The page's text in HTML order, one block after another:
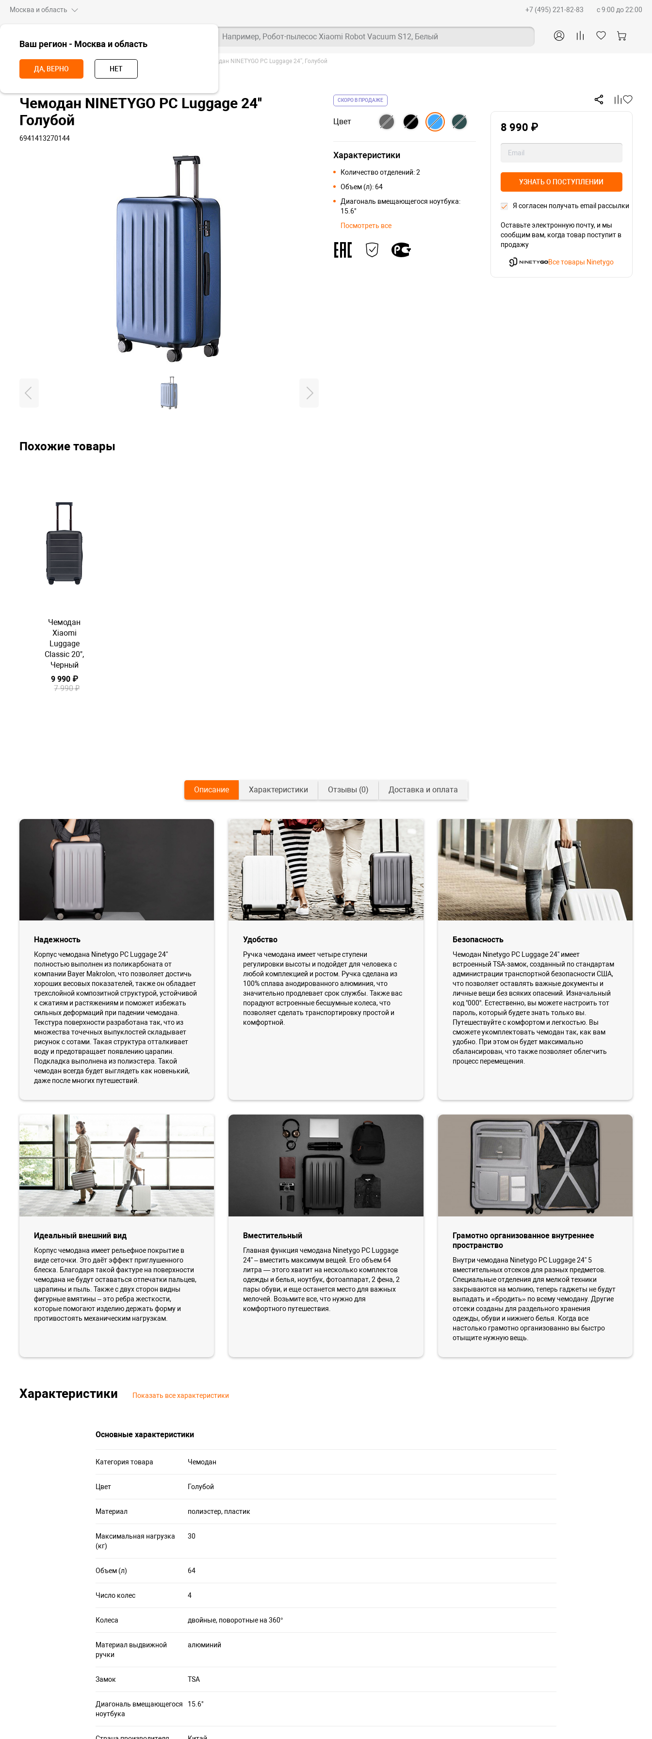
Москва и область
Ваш регион - Москва и область
ДА, ВЕРНО НЕТ
+7 (495) 221-82-83 c 9:00 до 22:00
Например, Робот-пылесос Xiaomi Robot Vacuum S12, Белый
Главная Аксессуары Рюкзаки и чемоданы Чемодан NINETYGO PC Luggage 24'', Голубой
Чемодан NINETYGO PC Luggage 24''
Голубой
6941413270144
СКОРО В ПРОДАЖЕ
Цвет
Характеристики
Количество отделений: 2
Объем (л): 64
Диагональ вмещающегося ноутбука:
15.6"
Посмотреть все
8 990 ₽
УЗНАТЬ О ПОСТУПЛЕНИИ
Я согласен получать email рассылки
Оставьте электронную почту, и мы
сообщим вам, когда товар поступит в
продажу
Все товары Ninetygo
Похожие товары
Чемодан
Xiaomi
Luggage
Classic 20",
Черный
9 990 ₽
7 990 ₽
Описание Характеристики Отзывы (0) Доставка и оплата
Надежность
Корпус чемодана Ninetygo PC Luggage 24''
полностью выполнен из поликарбоната от
компании Bayer Makrolon, что позволяет достичь
хороших весовых показателей, также он обладает
трехслойной композитной структурой, устойчивой
к сжатиям и растяжениям и поможет избежать
сильных деформаций при падении чемодана.
Текстура поверхности разработана так, что из
множества точечных выпуклостей складывает
рисунок с сотами. Такая структура отталкивает
воду и предотвращает появлению царапин.
Подкладка выполнена из полиэстера. Такой
чемодан всегда будет выглядеть как новенький,
даже после многих путешествий.
Удобство
Ручка чемодана имеет четыре ступени
регулировки высоты и подойдет для человека с
любой комплекцией и ростом. Ручка сделана из
100% сплава анодированного алюминия, что
значительно продлевает срок службы. Также вас
порадуют встроенные бесшумные колеса, что
позволяет сделать транспортировку простой и
комфортной.
Безопасность
Чемодан Ninetygo PC Luggage 24'' имеет
встроенный TSA-замок, созданный по стандартам
администрации транспортной безопасности США,
что позволяет оставлять важные документы и
личные вещи без всяких опасений. Изначальный
код "000". Естественно, вы можете настроить тот
пароль, который будете знать только вы.
Путешествуйте с комфортом и легкостью. Вы
сможете укомплектовать чемодан так, как вам
удобно. При этом он будет максимально
сбалансирован, что также позволяет облегчить
процесс перемещения.
Идеальный внешний вид
Корпус чемодана имеет рельефное покрытие в
виде сеточки. Это даёт эффект приглушенного
блеска. Благодаря такой фактуре на поверхности
чемодана не будут оставаться отпечатки пальцев,
царапины и пыль. Также с двух сторон видны
фигурные вмятины – это ребра жесткости,
которые помогают изделию держать форму и
противостоять механическим нагрузкам.
Вместительный
Главная функция чемодана Ninetygo PC Luggage
24'' – вместить максимум вещей. Его объем 64
литра — этого хватит на несколько комплектов
одежды и белья, ноутбук, фотоаппарат, 2 фена, 2
пары обуви, и еще останется место для важных
мелочей. Возьмите все, что нужно для
комфортного путешествия.
Грамотно организованное внутреннее
пространство
Внутри чемодана Ninetygo PC Luggage 24'' 5
вместительных отсеков для разных предметов.
Специальные отделения для мелкой техники
закрываются на молнию, теперь гаджеты не будут
выпадать и «бродить» по всему чемодану. Другие
отсеки созданы для раздельного хранения
одежды, обуви и нижнего белья. Когда все
настолько грамотно организованно вы быстро
отыщите нужную вещь.
Характеристики Показать все характеристики
Основные характеристики
Категория товара Чемодан
Цвет Голубой
Материал полиэстер, пластик
Максимальная нагрузка
(кг)
30
Объем (л) 64
Число колес 4
Колеса двойные, поворотные на 360°
Материал выдвижной
ручки
алюминий
Замок TSA
Диагональ вмещающегося
ноутбука
15.6"